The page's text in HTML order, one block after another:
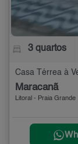
3 quartos
Casa Térrea à
Maracanã
Litoral - Praia Grande